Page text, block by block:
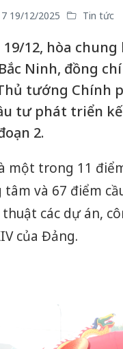
19/12/2025 Tin tức
19/12, hòa
Ninh, đồng
tướng Chính
tư phát triển
2.
một trong 11
tâm và 67 điểm
thuật các dự án,
của Đảng.